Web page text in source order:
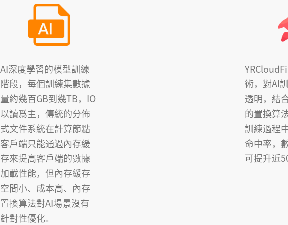
AI深度學習的模型訓練
階段，每個訓練集數據
量約幾百GB到幾TB，IO
以讀爲主，傳統的分佈
式文件系統在計算節點
客戶端只能通過內存緩
存來提高客戶端的數據
加載性能，但內存緩存
空間小、成本高、內存
置換算法對AI場景沒有
針對性優化。
術，對AI
透明，結
的置換算
訓練過程
命中率，
可提升近